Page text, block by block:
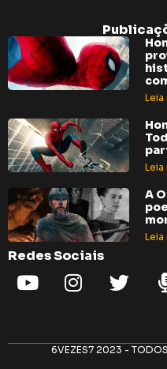
Leia
Leia
A
Leia
Redes Sociais
6VEZES7 2023 -